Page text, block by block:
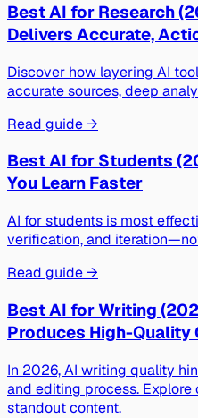
Best AI for Research
Delivers Accurate,
Discover how layering AI
accurate sources, deep
Read guide →
Best AI for Students
You Learn Faster
AI for students is most
verification, and
Read guide →
Best AI for Writing
Produces High-Quality
In 2026, AI writing quality
and editing process.
standout content.